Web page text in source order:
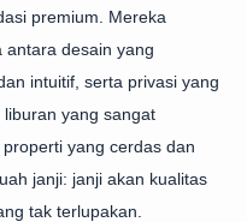
premium. Mereka
antara desain yang
intuitif, serta privasi yang
yang sangat
yang cerdas dan
janji: janji akan kualitas
tak terlupakan.